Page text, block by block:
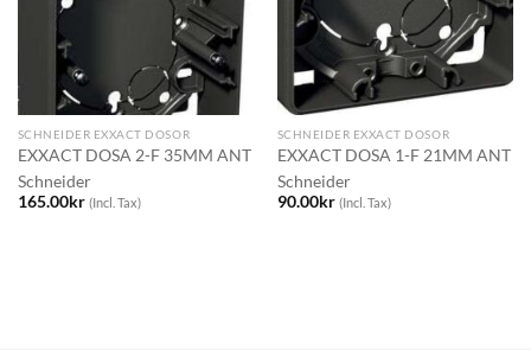
SCHNEIDER EXXACT DOSOR
EXXACT DOSA 2-F 35MM ANT
Schneider
165.00kr (Incl. Tax)
SCHNEIDER EXXACT DOSOR
EXXACT DOSA 1-F 21MM ANT
Schneider
90.00kr (Incl. Tax)